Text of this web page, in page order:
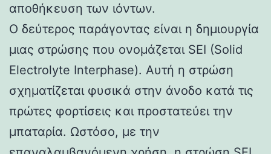
αποθήκευση των ιόντων.
Ο δεύτερος παράγοντας είναι η δημιουργία
μιας στρώσης που ονομάζεται SEI (Solid
Electrolyte Interphase). Αυτή η στρώση
σχηματίζεται φυσικά στην άνοδο κατά τις
πρώτες φορτίσεις και προστατεύει την
μπαταρία. Ωστόσο, με την